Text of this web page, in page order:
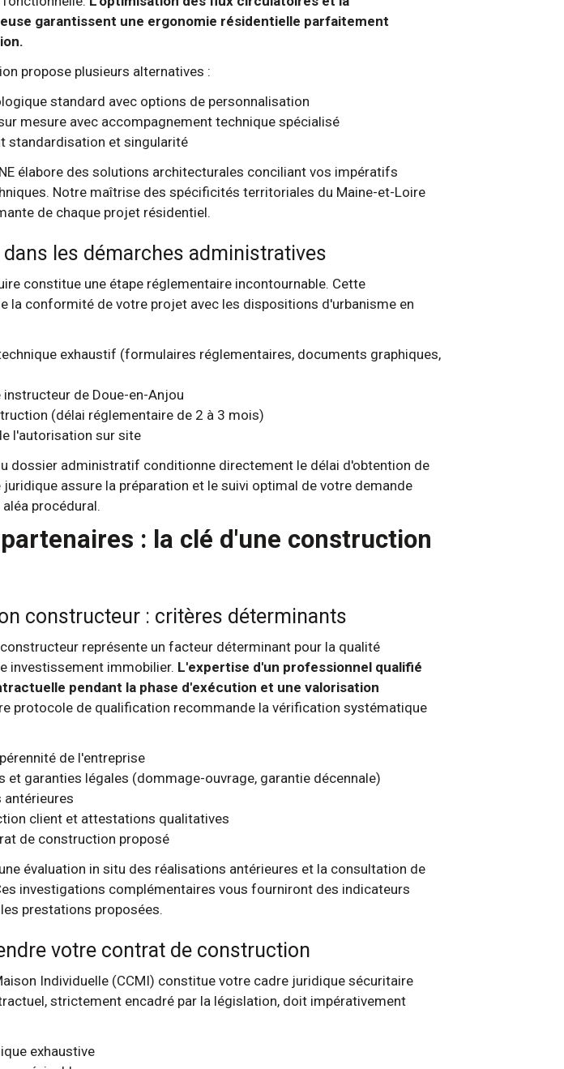
garantissent une ergonomie résidentielle parfaitement
propose plusieurs alternatives :
standard avec options de personnalisation
mesure avec accompagnement technique spécialisé
standardisation et singularité
élabore des solutions architecturales conciliant vos impératifs
Notre maîtrise des spécificités territoriales du Maine-et-Loire
de chaque projet résidentiel.
dans les démarches administratives
constitue une étape réglementaire incontournable. Cette
la conformité de votre projet avec les dispositions d'urbanisme en
exhaustif (formulaires réglementaires, documents graphiques,
de Doue-en-Anjou
(délai réglementaire de 2 à 3 mois)
l'autorisation sur site
dossier administratif conditionne directement le délai d'obtention de
assure la préparation et le suivi optimal de votre demande
procédural.
: la clé d'une construction
constructeur : critères déterminants
représente un facteur déterminant pour la qualité
investissement immobilier. L'expertise d'un professionnel qualifié
pendant la phase d'exécution et une valorisation
protocole de qualification recommande la vérification systématique
de l'entreprise
garanties légales (dommage-ouvrage, garantie décennale)
client et attestations qualitatives
de construction proposé
évaluation in situ des réalisations antérieures et la consultation de
investigations complémentaires vous fourniront des indicateurs
prestations proposées.
votre contrat de construction
Individuelle (CCMI) constitue votre cadre juridique sécuritaire
strictement encadré par la législation, doit impérativement
exhaustive